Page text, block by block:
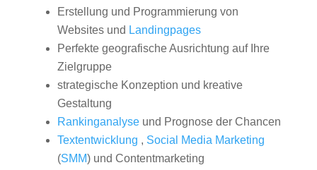
Erstellung und Programmierung von
Websites und Landingpages
Perfekte geografische Ausrichtung auf Ihre
Zielgruppe
strategische Konzeption und kreative
Gestaltung
Rankinganalyseund Prognose der Chancen
Textentwicklung , Social Media Marketing
(SMM) und Contentmarketing